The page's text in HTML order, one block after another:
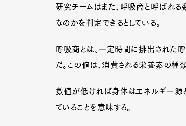
研究チームはまた、呼吸商と呼ばれる
なのかを判定できるとしている。
呼吸商とは、一定時間に排出された
だ。この値は、消費される栄養素の種
数値が低ければ身体はエネルギー源
ていることを意味する。